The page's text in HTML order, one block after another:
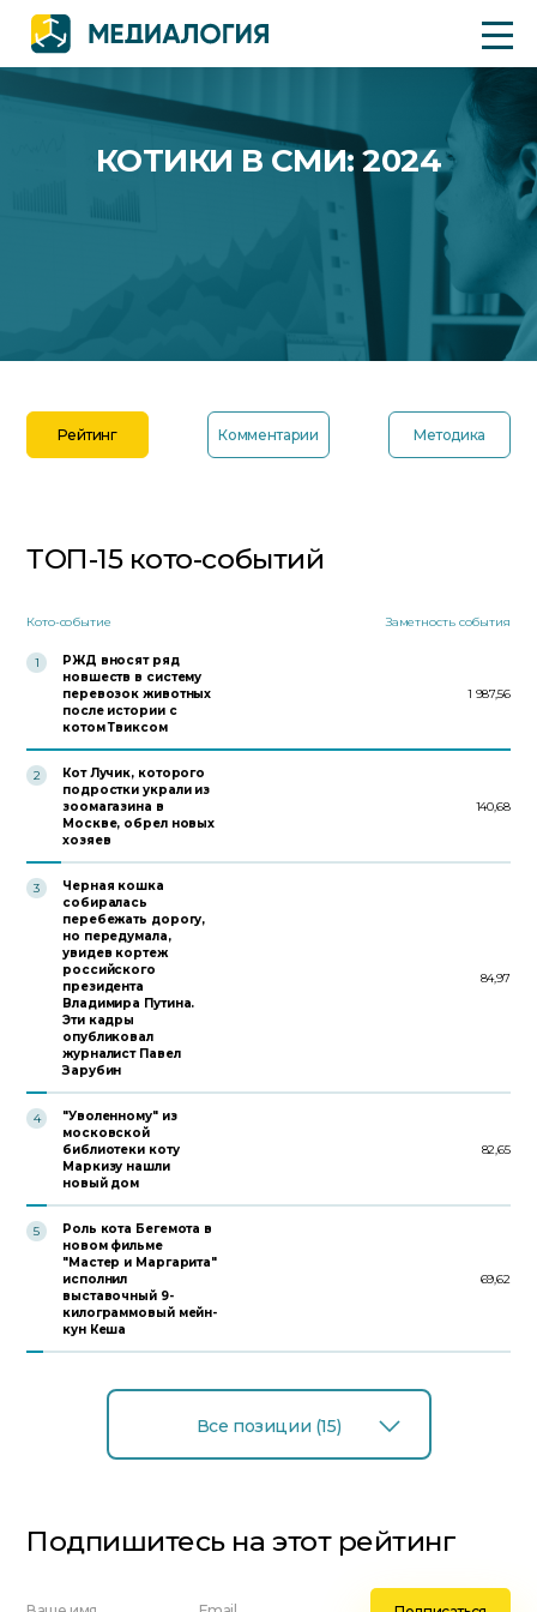
КОТИКИ В СМИ: 2024
Рейтинг Комментарии Методика
ТОП-15 кото-событий
Кото-событие Заметность события
1
РЖД вносят ряд
новшеств в систему
перевозок животных
после истории с
котом Твиксом
1 987,56
2
Кот Лучик, которого
подростки украли из
зоомагазина в
Москве, обрел новых
хозяев
140,68
3
Черная кошка
собиралась
перебежать дорогу,
но передумала,
увидев кортеж
российского
президента
Владимира Путина.
Эти кадры
опубликовал
журналист Павел
Зарубин
84,97
4
"Уволенному" из
московской
библиотеки коту
Маркизу нашли
новый дом
82,65
5
Роль кота Бегемота в
новом фильме
"Мастер и Маргарита"
исполнил
выставочный 9-
килограммовый мейн-
кун Кеша
69,62
Все позиции (15)
Подпишитесь на этот рейтинг